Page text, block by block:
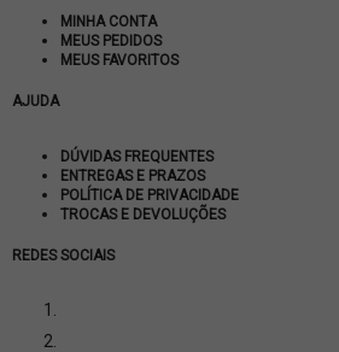
MINHA CONTA
MEUS PEDIDOS
MEUS FAVORITOS
AJUDA
DÚVIDAS FREQUENTES
ENTREGAS E PRAZOS
POLÍTICA DE PRIVACIDADE
TROCAS E DEVOLUÇÕES
REDES SOCIAIS